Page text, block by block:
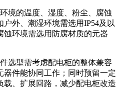
境的温度、湿度、粉尘、腐蚀
外、潮湿环境需选用IP54及以
蚀环境需选用防腐材质的元器
选型需考虑配电柜的整体兼容
件能协同工作；同时预留一定
载、扩展回路，减少配电柜改造